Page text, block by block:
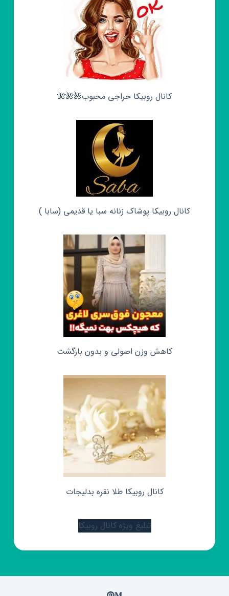
کانال روبیکا حراجی محبوب🌺🌺🌺
کانال روبیکا پوشاک زنانه سبا یا قدیمی (سابا )
کاهش وزن اصولی و بدون بازگشت
کانال روبیکا طلا نقره بدلیجات
تبلیغ ویژه کانال روبیکا